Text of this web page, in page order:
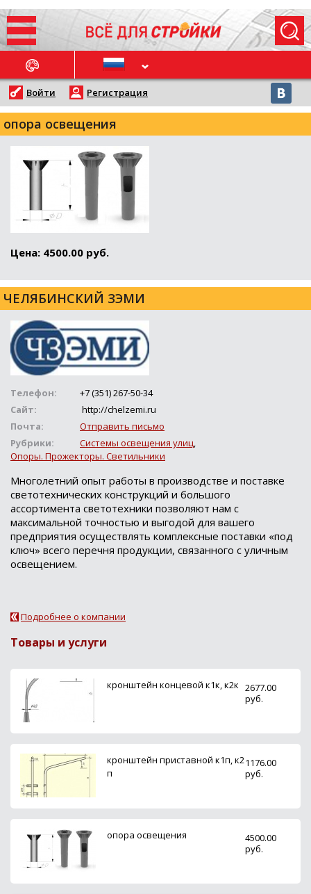
НОВОСТИ
Войти Регистрация
опора освещения
Цена: 4500.00 руб.
ЧЕЛЯБИНСКИЙ ЗЭМИ
Телефон:
+7 (351) 267-50-34
Сайт:
http://chelzemi.ru
Почта:
Отправить письмо
Рубрики:
Системы освещения улиц
Опоры. Прожекторы. Светильники
Многолетний опыт работы в производстве и поставке
светотехнических конструкций и большого
ассортимента светотехники позволяют нам с
максимальной точностью и выгодой для вашего
предприятия осуществлять комплексные поставки «под
ключ» всего перечня продукции, связанного с уличным
освещением.
Подробнее о компании
Товары и услуги
кронштейн концевой к1к, к2к 2677.00
руб.
кронштейн приставной к1п, к2
п
1176.00
руб.
опора освещения
4500.00
руб.